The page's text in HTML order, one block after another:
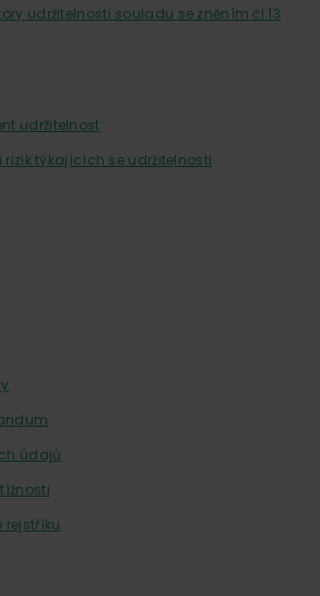
udržitelnosti souladu se zněním čl.13
udržitelnost
rizik týkajících se udržitelnosti
údajů
rejstříku